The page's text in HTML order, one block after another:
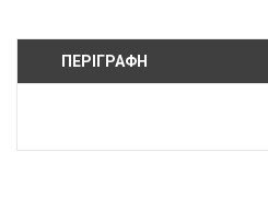
ΠΕΡΙΓΡΑΦΉ